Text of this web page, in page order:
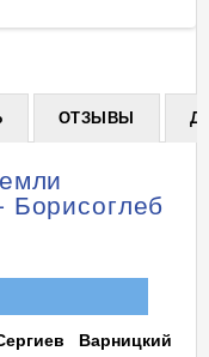
+
ОТЗЫВЫ
Борисоглеб
Варницкий